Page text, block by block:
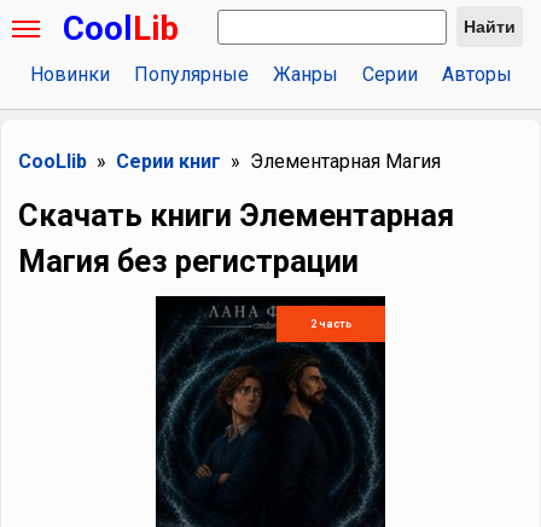
Cool Lib Найти
Новинки Популярные Жанры Серии Авторы
CooLlib Серии книг Элементарная Магия
Скачать книги Элементарная
Магия без регистрации
2 часть